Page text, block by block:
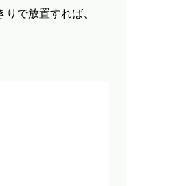
で放置すれば、